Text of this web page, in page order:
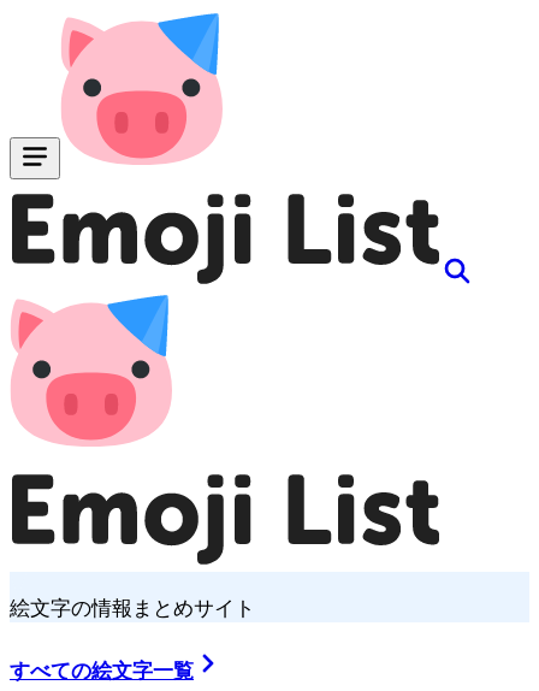
絵文字の情報まとめサイト
すべての絵文字一覧